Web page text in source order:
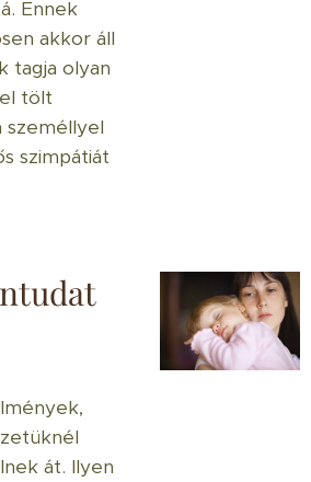
Ennek
akkor áll
tagja olyan
tölt
személlyel
szimpátiát
át. Ilyen